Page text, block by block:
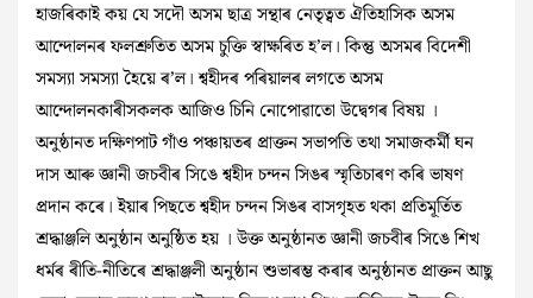
হাজৰিকাই কয় যে সদৌ অসম ছাত্ৰ সন্থাৰ নেতৃত্বত ঐতিহাসিক অসম
আন্দোলনৰ ফলশ্ৰুতিত অসম চুক্তি স্বাক্ষৰিত হ’ল। কিন্তু অসমৰ বিদেশী
সমস্যা সমস্যা হৈয়ে ৰ’ল। শ্বহীদৰ পৰিয়ালৰ লগতে অসম
আন্দোলনকাৰীসকলক আজিও চিনি নোপোৱাতো উদ্বেগৰ বিষয় ।
অনুষ্ঠানত দক্ষিণপাট গাঁও পঞ্চায়তৰ প্ৰাক্তন সভাপতি তথা সমাজকৰ্মী ঘন
দাস আৰু জ্ঞানী জচবীৰ সিঙে শ্বহীদ চন্দন সিঙৰ স্মৃতিচাৰণ কৰি ভাষণ
প্ৰদান কৰে। ইয়াৰ পিছতে শ্বহীদ চন্দন সিঙৰ বাসগৃহত থকা প্ৰতিমূৰ্তিত
শ্ৰদ্ধাঞ্জলি অনুষ্ঠান অনুষ্ঠিত হয় । উক্ত অনুষ্ঠানত জ্ঞানী জচবীৰ সিঙে শিখ
ধৰ্মৰ ৰীতি-নীতিৰে শ্ৰদ্ধাঞ্জলী অনুষ্ঠান শুভাৰম্ভ কৰাৰ অনুষ্ঠানত প্ৰাক্তন আছু